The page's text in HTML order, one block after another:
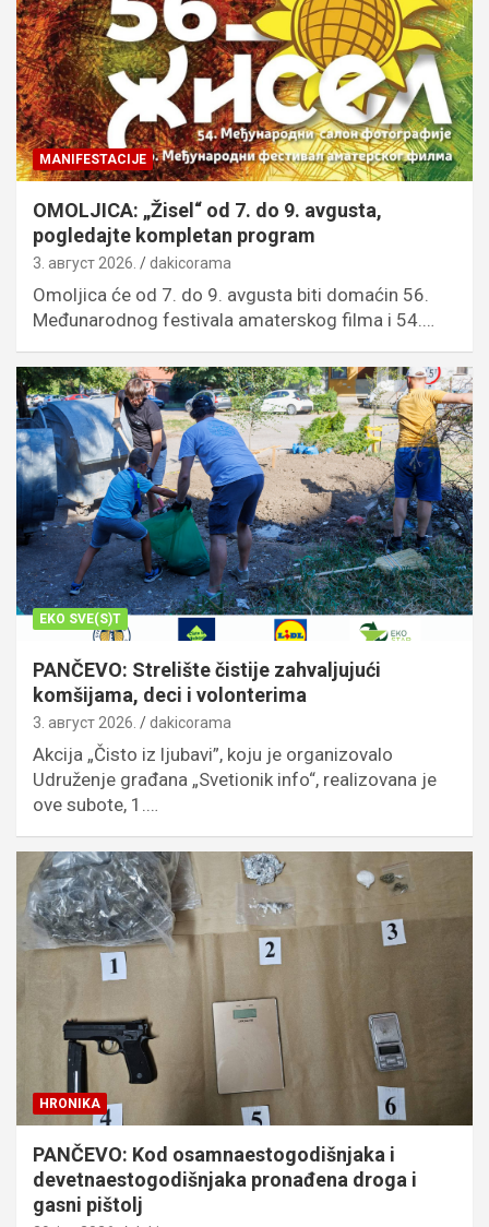
MANIFESTACIJE
OMOLJICA: „Žisel“ od 7. do 9. avgusta,
pogledajte kompletan program
3. август 2026. dakicorama
Omoljica će od 7. do 9. avgusta biti domaćin 56.
Međunarodnog festivala amaterskog filma i 54.…
EKO SVE(S)T
PANČEVO: Strelište čistije zahvaljujući
komšijama, deci i volonterima
3. август 2026. dakicorama
Akcija „Čisto iz ljubavi”, koju je organizovalo
Udruženje građana „Svetionik info“, realizovana je
ove subote, 1.…
HRONIKA
PANČEVO: Kod osamnaestogodišnjaka i
devetnaestogodišnjaka pronađena droga i
gasni pištolj